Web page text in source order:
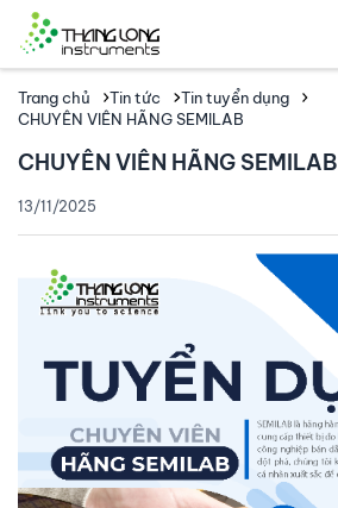
Trang chủ Tin tức
Tin tuyển dụng
CHUYÊN VIÊN HÃNG SEMILAB
CHUYÊN VIÊN HÃNG SEMILAB
13/11/2025